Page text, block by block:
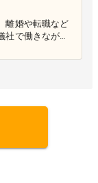
離婚や転職など
社で働きながら
づきや学びを、
に立つ方々に
ます。 <a href=
o